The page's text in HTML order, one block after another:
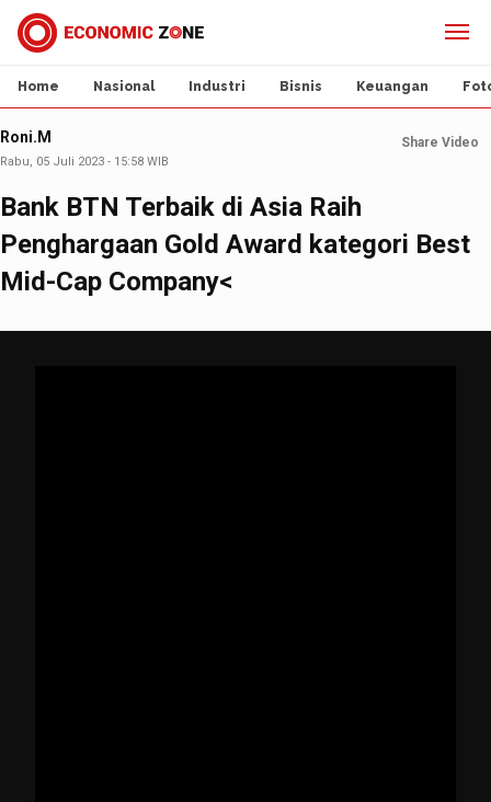
Home Nasional Industri Bisnis Keuangan
Roni.M
Rabu, 05 Juli 2023 - 15:58 WIB
Share Video
Bank BTN Terbaik di Asia Raih
Penghargaan Gold Award kategori Best
Mid-Cap Company<